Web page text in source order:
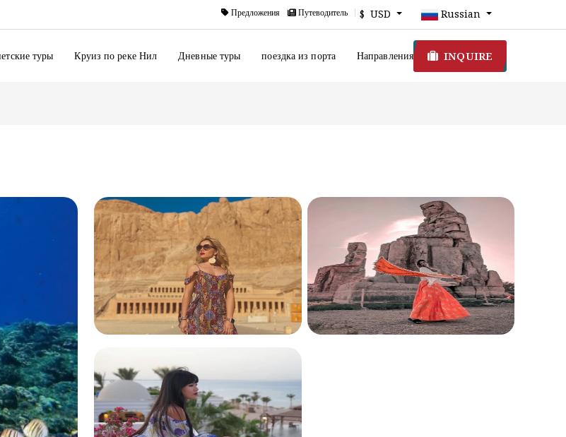
Предложения Путеводитель $ USD Russian
туры Круиз по реке Нил Дневные туры поездка из порта Направления INQUIRE